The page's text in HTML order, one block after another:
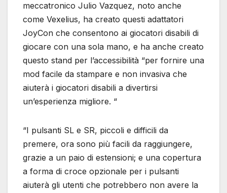
meccatronico Julio Vazquez, noto anche
come Vexelius, ha creato questi adattatori
JoyCon che consentono ai giocatori disabili di
giocare con una sola mano, e ha anche creato
questo stand per l’accessibilità “per fornire una
mod facile da stampare e non invasiva che
aiuterà i giocatori disabili a divertirsi
un’esperienza migliore. “
“I pulsanti SL e SR, piccoli e difficili da
premere, ora sono più facili da raggiungere,
grazie a un paio di estensioni; e una copertura
a forma di croce opzionale per i pulsanti
aiuterà gli utenti che potrebbero non avere la